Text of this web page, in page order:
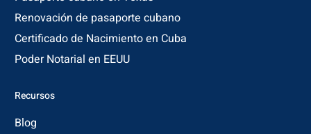
Renovación de pasaporte cubano
Certificado de Nacimiento en Cuba
Poder Notarial en EEUU
Recursos
Blog